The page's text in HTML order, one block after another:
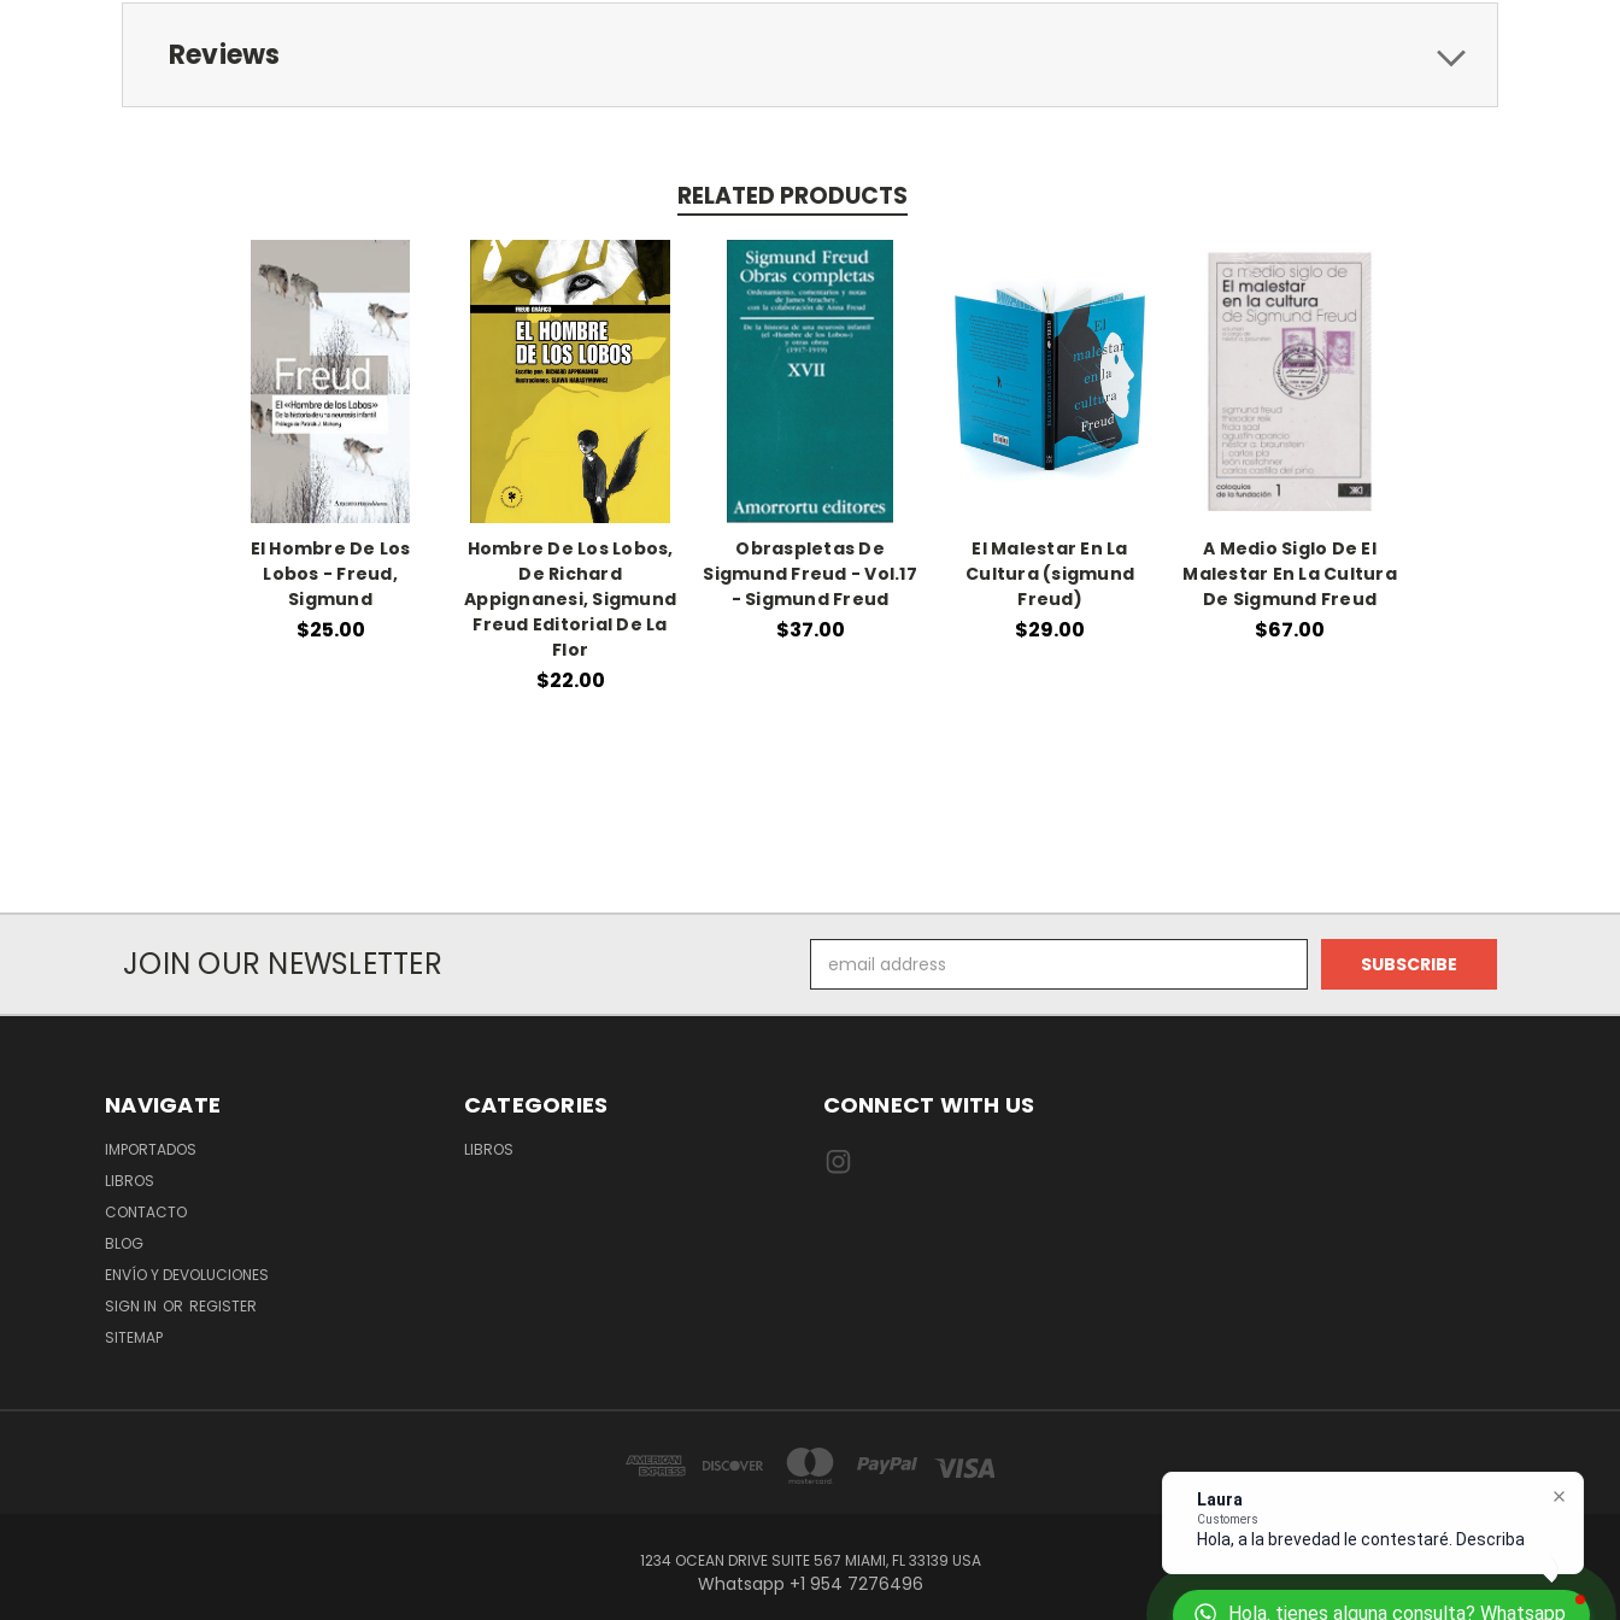
Reviews
RELATED PRODUCTS
El Hombre De Los
Lobos - Freud,
Sigmund
$25.00
Hombre De Los Lobos,
De Richard
Appignanesi, Sigmund
Freud Editorial De La
Flor
$22.00
Obraspletas De
Sigmund Freud - Vol.17
- Sigmund Freud
$37.00
El Malestar En La
Cultura (sigmund
Freud)
$29.00
A Medio Siglo De El
Malestar En La Cultura
De Sigmund Freud
$67.00
JOIN OUR NEWSLETTER
Address
NAVIGATE
IMPORTADOS
LIBROS
CONTACTO
BLOG
ENVÍO Y DEVOLUCIONES
SIGN IN OR REGISTER
SITEMAP
CATEGORIES
LIBROS
CONNECT WITH US
1234 OCEAN DRIVE SUITE 567 MIAMI, FL 33139 USA
Whatsapp +1 954 7276496